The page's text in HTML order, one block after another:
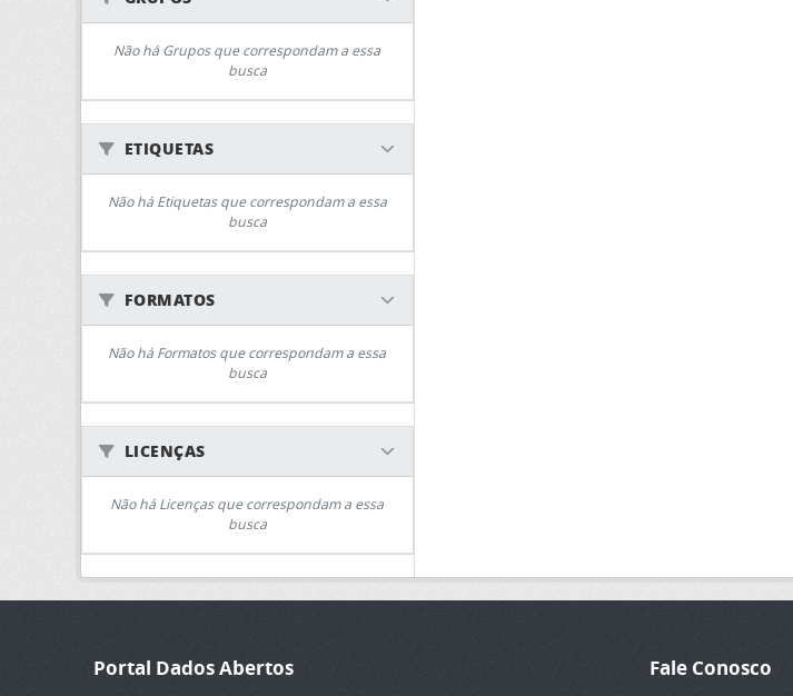
Não há Grupos que correspondam a essa
busca
ETIQUETAS
Não há Etiquetas que correspondam a essa
busca
FORMATOS
Não há Formatos que correspondam a essa
busca
LICENÇAS
Não há Licenças que correspondam a essa
busca
Portal Dados Abertos Fale Conosco